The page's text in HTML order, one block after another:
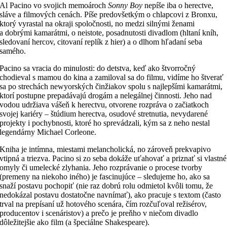
Al Pacino vo svojich memoárochSonny Boynepíše iba o herectve,
sláve a filmových cenách. Píše predovšetkým o chlapcovi z Bronxu,
ktorý vyrastal na okraji spoločnosti, no medzi silnými ženami
a dobrými kamarátmi, o neistote, posadnutosti divadlom (hltaní kníh,
sledovaní hercov, citovaní replík z hier) a o dlhom hľadaní seba
samého.
Pacino sa vracia do minulosti: do detstva, keď ako štvorročný
chodieval s mamou do kina a zamiloval sa do filmu, vidíme ho štverať
sa po strechách newyorských činžiakov spolu s najlepšími kamarátmi,
ktorí postupne prepadávajú drogám a nelegálnej činnosti. Jeho nad
vodou udržiava vášeň k herectvu, otvorene rozpráva o začiatkoch
svojej kariéry – štúdium herectva, osudové stretnutia, nevydarené
projekty i pochybnosti, ktoré ho sprevádzali, kým sa z neho nestal
legendárny Michael Corleone.
Kniha je intímna, miestami melancholická, no zároveň prekvapivo
vtipná a triezva. Pacino si zo seba dokáže uťahovať a priznať si vlastné
omyly či umelecké zlyhania. Jeho rozprávanie o procese tvorby
(premeny na niekoho iného) je fascinujúce – sledujeme ho, ako sa
snaží postavu pochopiť (nie raz dobrú rolu odmietol kvôli tomu, že
nedokázal postavu dostatočne navnímať), ako pracuje s textom (často
trval na prepísaní už hotového scenára, čím rozčuľoval režisérov,
producentov i scenáristov) a prečo je preňho v niečom divadlo
dôležitejšie ako film (a špeciálne Shakespeare).